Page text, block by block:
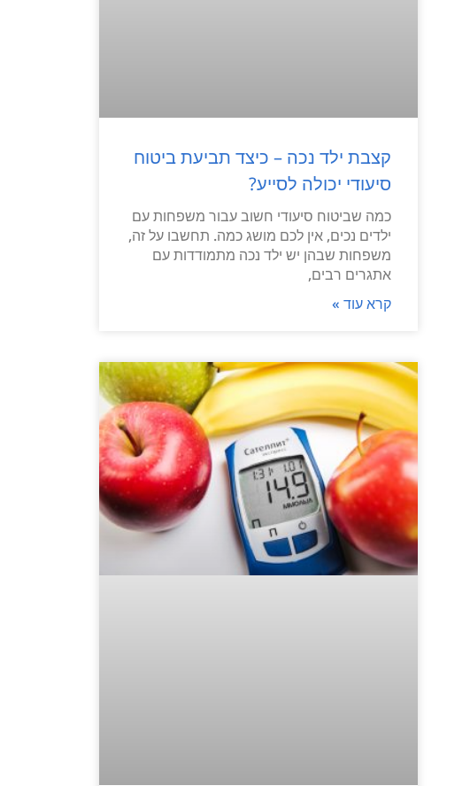
קצבת ילד נכה – כיצד תביעת ביטוח
סיעודי יכולה לסייע?
כמה שביטוח סיעודי חשוב עבור משפחות עם
ילדים נכים, אין לכם מושג כמה. תחשבו על זה,
משפחות שבהן יש ילד נכה מתמודדות עם
אתגרים רבים,
קרא עוד »